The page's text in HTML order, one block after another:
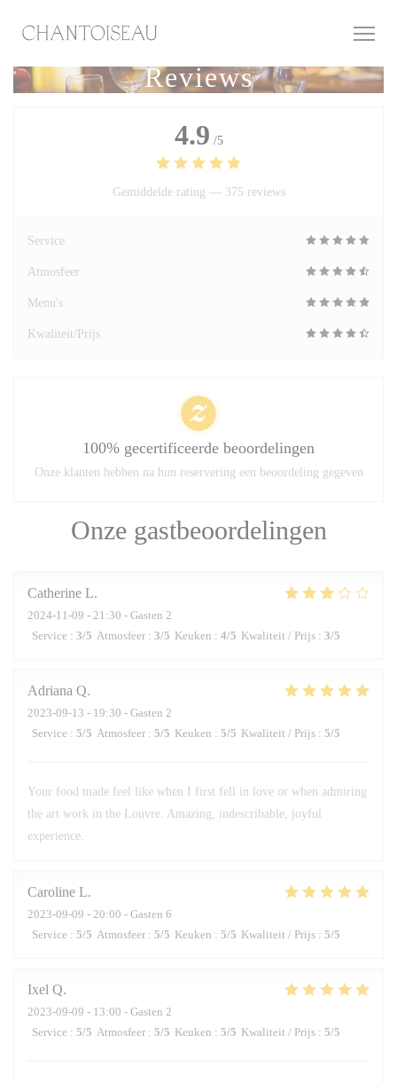
Reviews
Onze gastbeoordelingen
Catherine L
2024-11-09 - 21:30 - Gasten 2
Service : 3/5 Atmosfeer : 3/5 Keuken : 4/5 Kwaliteit / Prijs : 3/5
Adriana Q
2023-09-13 - 19:30 - Gasten 2
Service : 5/5 Atmosfeer : 5/5 Keuken : 5/5 Kwaliteit / Prijs : 5/5
Your food made feel like when I first fell in love or when admiring
the art work in the Louvre. Amazing, indescribable, joyful
experience.
Caroline L
2023-09-09 - 20:00 - Gasten 6
Service : 5/5 Atmosfeer : 5/5 Keuken : 5/5 Kwaliteit / Prijs : 5/5
Ixel Q
2023-09-09 - 13:00 - Gasten 2
Service : 5/5 Atmosfeer : 5/5 Keuken : 5/5 Kwaliteit / Prijs : 5/5
4.9 /5
Gemiddelde rating — 375 reviews
Service
Atmosfeer
Menu's
Kwaliteit/Prijs
100% gecertificeerde beoordelingen
Onze klanten hebben na hun reservering een beoordeling gegeven